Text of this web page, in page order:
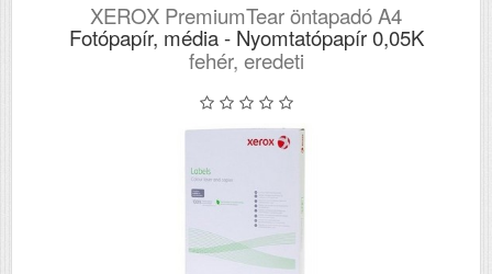
XEROX PremiumTear öntapadó A4
Fotópapír, média - Nyomtatópapír 0,05K
fehér, eredeti